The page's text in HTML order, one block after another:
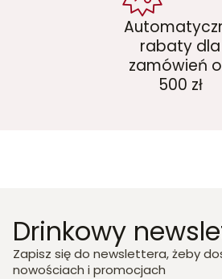
rabaty dla
zamówień
500 zł
Drinkowy
Zapisz się do newslettera, żeby
nowościach i promocjach